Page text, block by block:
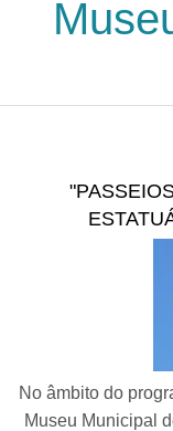
Passar para o
No âmbito do
Museu Municipal